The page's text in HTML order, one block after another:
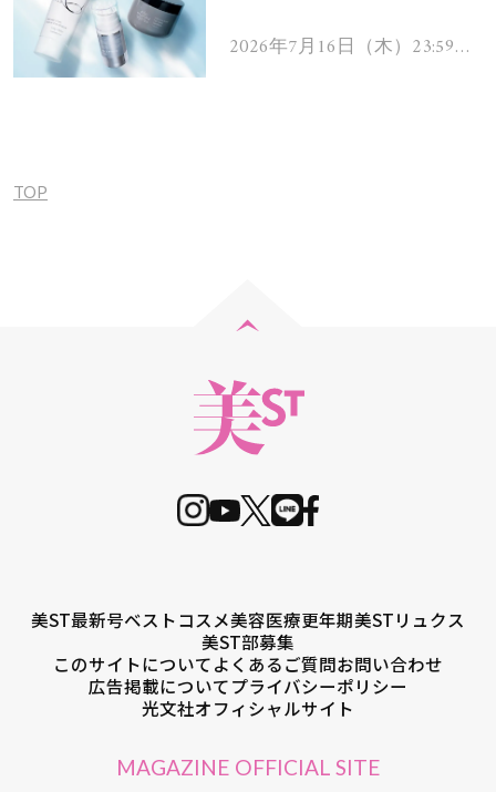
ムを13名様にプレゼン
2026年7月16日（木）23:59ま
TOP
美ST最新号ベストコスメ美容医療更年期美STリュクス
美ST部募集
このサイトについてよくあるご質問お問い合わせ
広告掲載についてプライバシーポリシー
光文社オフィシャルサイト
MAGAZINE OFFICIAL SITE